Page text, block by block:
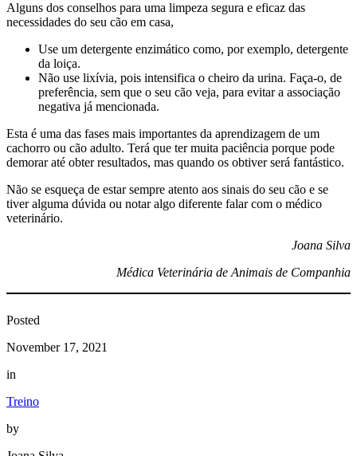
Alguns dos conselhos para uma limpeza segura e eficaz das
necessidades do seu cão em casa,
Use um detergente enzimático como, por exemplo, detergente
da loiça.
Não use lixívia, pois intensifica o cheiro da urina. Faça-o, de
preferência, sem que o seu cão veja, para evitar a associação
negativa já mencionada.
Esta é uma das fases mais importantes da aprendizagem de um
cachorro ou cão adulto. Terá que ter muita paciência porque pode
demorar até obter resultados, mas quando os obtiver será fantástico.
Não se esqueça de estar sempre atento aos sinais do seu cão e se
tiver alguma dúvida ou notar algo diferente falar com o médico
veterinário.
Joana Silva
Médica Veterinária de Animais de Companhia
Posted
November 17, 2021
in
Treino
by